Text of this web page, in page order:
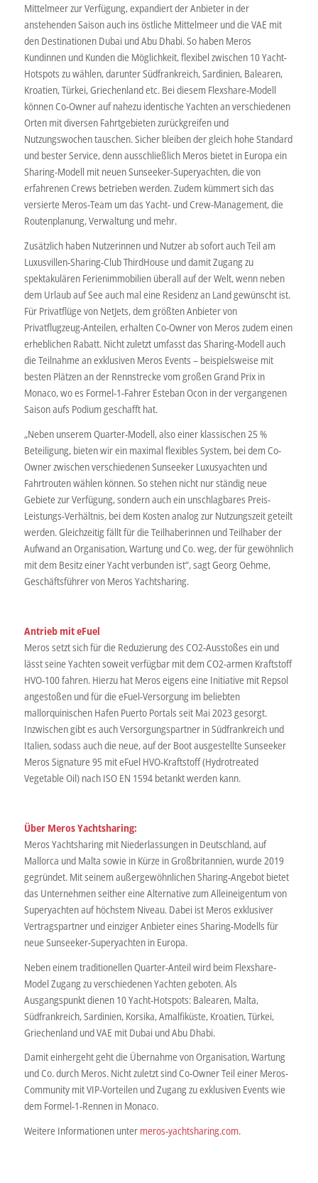
Mittelmeer zur Verfügung, expandiert der Anbieter in der
anstehenden Saison auch ins östliche Mittelmeer und die VAE mit
den Destinationen Dubai und Abu Dhabi. So haben Meros
Kundinnen und Kunden die Möglichkeit, flexibel zwischen 10 Yacht-
Hotspots zu wählen, darunter Südfrankreich, Sardinien, Balearen,
Kroatien, Türkei, Griechenland etc. Bei diesem Flexshare-Modell
können Co-Owner auf nahezu identische Yachten an verschiedenen
Orten mit diversen Fahrtgebieten zurückgreifen und
Nutzungswochen tauschen. Sicher bleiben der gleich hohe Standard
und bester Service, denn ausschließlich Meros bietet in Europa ein
Sharing-Modell mit neuen Sunseeker-Superyachten, die von
erfahrenen Crews betrieben werden. Zudem kümmert sich das
versierte Meros-Team um das Yacht- und Crew-Management, die
Routenplanung, Verwaltung und mehr.
Zusätzlich haben Nutzerinnen und Nutzer ab sofort auch Teil am
Luxusvillen-Sharing-Club ThirdHouse und damit Zugang zu
spektakulären Ferienimmobilien überall auf der Welt, wenn neben
dem Urlaub auf See auch mal eine Residenz an Land gewünscht ist.
Für Privatflüge von NetJets, dem größten Anbieter von
Privatflugzeug-Anteilen, erhalten Co-Owner von Meros zudem einen
erheblichen Rabatt. Nicht zuletzt umfasst das Sharing-Modell auch
die Teilnahme an exklusiven Meros Events – beispielsweise mit
besten Plätzen an der Rennstrecke vom großen Grand Prix in
Monaco, wo es Formel-1-Fahrer Esteban Ocon in der vergangenen
Saison aufs Podium geschafft hat.
„Neben unserem Quarter-Modell, also einer klassischen 25 %
Beteiligung, bieten wir ein maximal flexibles System, bei dem Co-
Owner zwischen verschiedenen Sunseeker Luxusyachten und
Fahrtrouten wählen können. So stehen nicht nur ständig neue
Gebiete zur Verfügung, sondern auch ein unschlagbares Preis-
Leistungs-Verhältnis, bei dem Kosten analog zur Nutzungszeit geteilt
werden. Gleichzeitig fällt für die Teilhaberinnen und Teilhaber der
Aufwand an Organisation, Wartung und Co. weg, der für gewöhnlich
mit dem Besitz einer Yacht verbunden ist“, sagt Georg Oehme,
Geschäftsführer von Meros Yachtsharing.
Antrieb mit eFuel
Meros setzt sich für die Reduzierung des CO2-Ausstoßes ein und
lässt seine Yachten soweit verfügbar mit dem CO2-armen Kraftstoff
HVO-100 fahren. Hierzu hat Meros eigens eine Initiative mit Repsol
angestoßen und für die eFuel-Versorgung im beliebten
mallorquinischen Hafen Puerto Portals seit Mai 2023 gesorgt.
Inzwischen gibt es auch Versorgungspartner in Südfrankreich und
Italien, sodass auch die neue, auf der Boot ausgestellte Sunseeker
Meros Signature 95 mit eFuel HVO-Kraftstoff (Hydrotreated
Vegetable Oil) nach ISO EN 1594 betankt werden kann.
Über Meros Yachtsharing:
Meros Yachtsharing mit Niederlassungen in Deutschland, auf
Mallorca und Malta sowie in Kürze in Großbritannien, wurde 2019
gegründet. Mit seinem außergewöhnlichen Sharing-Angebot bietet
das Unternehmen seither eine Alternative zum Alleineigentum von
Superyachten auf höchstem Niveau. Dabei ist Meros exklusiver
Vertragspartner und einziger Anbieter eines Sharing-Modells für
neue Sunseeker-Superyachten in Europa.
Neben einem traditionellen Quarter-Anteil wird beim Flexshare-
Model Zugang zu verschiedenen Yachten geboten. Als
Ausgangspunkt dienen 10 Yacht-Hotspots: Balearen, Malta,
Südfrankreich, Sardinien, Korsika, Amalfiküste, Kroatien, Türkei,
Griechenland und VAE mit Dubai und Abu Dhabi.
Damit einhergeht geht die Übernahme von Organisation, Wartung
und Co. durch Meros. Nicht zuletzt sind Co-Owner Teil einer Meros-
Community mit VIP-Vorteilen und Zugang zu exklusiven Events wie
dem Formel-1-Rennen in Monaco.
Weitere Informationen unter meros-yachtsharing.com.